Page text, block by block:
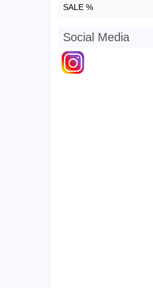
SALE %
Social Media